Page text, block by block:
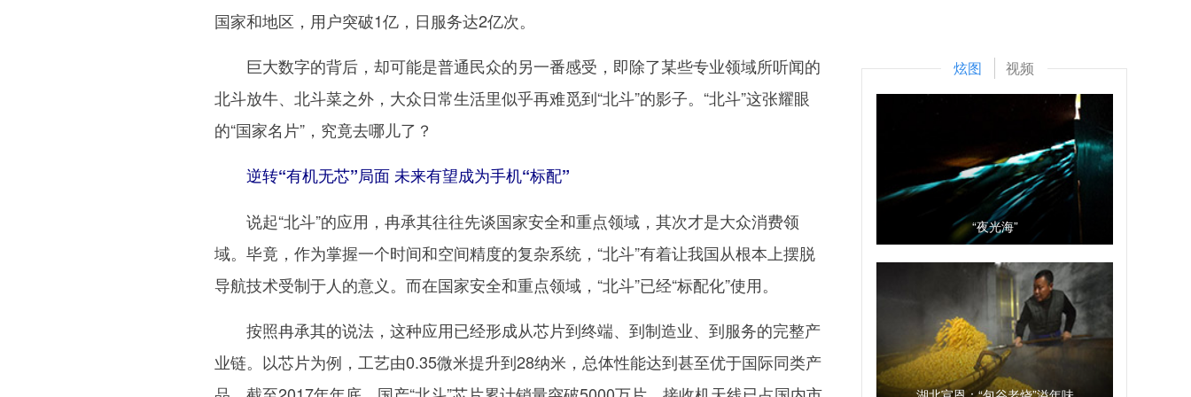
国家和地区，用户突破1亿，日服务达2亿次。
巨大数字的背后，却可能是普通民众的另一番感受，即除了某些专业领域所听闻的
北斗放牛、北斗菜之外，大众日常生活里似乎再难觅到“北斗”的影子。“北斗”这张耀眼
的“国家名片”，究竟去哪儿了？
逆转“有机无芯”局面 未来有望成为手机“标配”
说起“北斗”的应用，冉承其往往先谈国家安全和重点领域，其次才是大众消费领
域。毕竟，作为掌握一个时间和空间精度的复杂系统，“北斗”有着让我国从根本上摆脱
导航技术受制于人的意义。而在国家安全和重点领域，“北斗”已经“标配化”使用。
按照冉承其的说法，这种应用已经形成从芯片到终端、到制造业、到服务的完整产
业链。以芯片为例，工艺由0.35微米提升到28纳米，总体性能达到甚至优于国际同类产
炫图 视频
“夜光海”